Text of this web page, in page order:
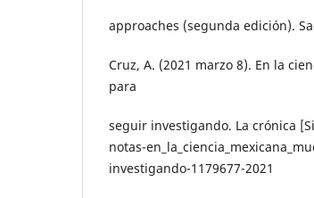
approaches (segunda edición).
Cruz, A. (2021 marzo 8). En la
para
seguir investigando. La crónica
notas-
investigando-1179677-2021